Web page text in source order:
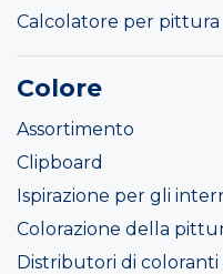
Calcolatore per pittura
Colore
Assortimento
Clipboard
Ispirazione per gli
Colorazione della
Distributori di coloranti